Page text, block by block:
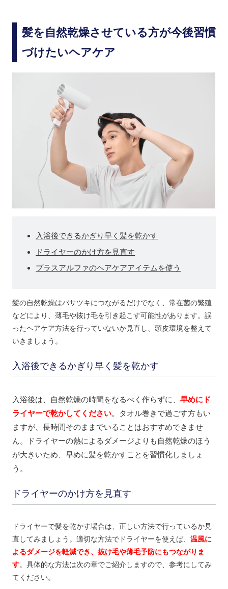
髪を自然乾燥させている方が今後習慣
づけたいヘアケア
入浴後できるかぎり早く髪を乾かす
ドライヤーのかけ方を見直す
プラスアルファのヘアケアアイテムを使う
髪の自然乾燥はパサツキにつながるだけでなく、常在菌の繁殖
などにより、薄毛や抜け毛を引き起こす可能性があります。誤
ったヘアケア方法を行っていないか見直し、頭皮環境を整えて
いきましょう。
入浴後できるかぎり早く髪を乾かす
入浴後は、自然乾燥の時間をなるべく作らずに、 早めにド
ライヤーで乾かしてください。タオル巻きで過ごす方もい
ますが、長時間そのままでいることはおすすめできませ
ん。ドライヤーの熱によるダメージよりも自然乾燥のほう
が大きいため、早めに髪を乾かすことを習慣化しましょ
う。
ドライヤーのかけ方を見直す
ドライヤーで髪を乾かす場合は、正しい方法で行っているか見
直してみましょう。適切な方法でドライヤーを使えば、 温風に
よるダメージを軽減でき、抜け毛や薄毛予防にもつながりま
す。具体的な方法は次の章でご紹介しますので、参考にしてみ
てください。